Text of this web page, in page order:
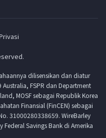
dilisensikan dan diatur
Australia, FSPR dan Department
MOSF sebagai Republik Korea
Finansial (FinCEN) sebagai
31000280338659. WireBarley
Savings Bank di Amerika